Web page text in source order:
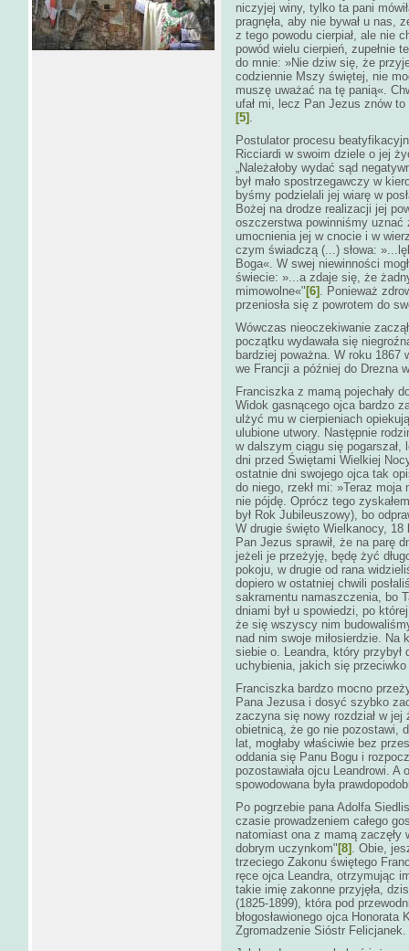
niczyjej winy, tylko ta pani
pragnęła, aby nie bywał u nas,
z tego powodu cierpiał, ale nie
powód wielu cierpień, zupełnie
do mnie: »Nie dziw się, że
codziennie Mszy świętej, nie
muszę uważać na tę panią«.
ufał mi, lecz Pan Jezus znów
[5] .
Postulator procesu
Ricciardi w swoim dziele o jej
„Należałoby wydać sąd
był mało spostrzegawczy w
byśmy podzielali jej wiarę w
Bożej na drodze realizacji jej
oszczerstwa powinniśmy
umocnienia jej w cnocie i w
czym świadczą (...) słowa:
Boga«. W swej niewinności
świecie: »...a zdaje się, że
mimowolne«" [6] . Ponieważ
przeniosła się z powrotem do
Wówczas nieoczekiwanie
początku wydawała się
bardziej poważna. W roku 1867
we Francji a później do Drezna
Franciszka z mamą pojechały
Widok gasnącego ojca bardzo
ulżyć mu w cierpieniach
ulubione utwory. Następnie
w dalszym ciągu się pogarszał,
dni przed Świętami Wielkiej
ostatnie dni swojego ojca tak
do niego, rzekł mi: »Teraz moja
nie pójdę. Oprócz tego
był Rok Jubileuszowy), bo
W drugie święto Wielkanocy,
Pan Jezus sprawił, że na parę
jeżeli je przeżyję, będę żyć
pokoju, w drugie od rana
dopiero w ostatniej chwili
sakramentu namaszczenia, bo
dniami był u spowiedzi, po
że się wszyscy nim
nad nim swoje miłosierdzie. Na
siebie o. Leandra, który przybył
uchybienia, jakich się przeciwko
Franciszka bardzo mocno
Pana Jezusa i dosyć szybko
zaczyna się nowy rozdział w
obietnicą, że go nie pozostawi,
lat, mogłaby właściwie bez
oddania się Panu Bogu i
pozostawiała ojcu Leandrowi. A
spowodowana była
Po pogrzebie pana Adolfa
czasie prowadzeniem całego
natomiast ona z mamą zaczęły
dobrym uczynkom" [8] . Obie,
trzeciego Zakonu świętego
ręce ojca Leandra, otrzymując
takie imię zakonne przyjęła,
(1825-1899), która pod
błogosławionego ojca Honorata
Zgromadzenie Sióstr Felicjanek.